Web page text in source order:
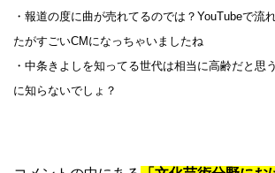
・報道の度に曲が売れてるのでは？YouTubeで流
たがすごいCMになっちゃいましたね
・中条きよしを知ってる世代は相当に高齢だと思
に知らないでしょ？